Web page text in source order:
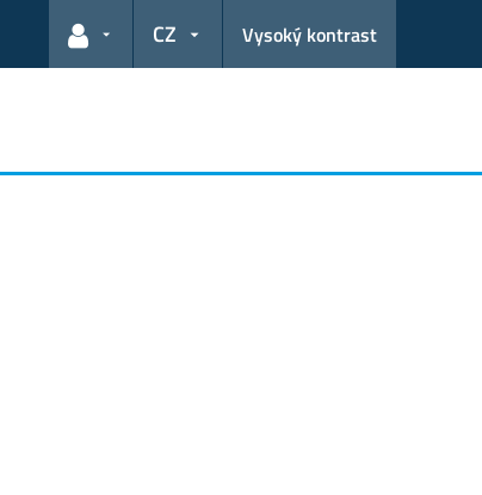
Odkazy pro uživatele
CZ Vysoký kontrast